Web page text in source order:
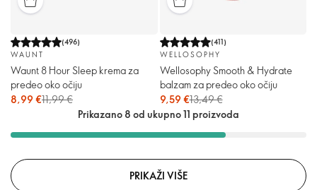
(496)
WAUNT
Waunt 8 Hour Sleep krema za
predeo oko očiju
8,99 €11,99 €
(411)
WELLOSOPHY
Wellosophy Smooth & Hydrate
balzam za predeo oko očiju
9,59 €13,49 €
Prikazano 8 od ukupno 11 proizvoda
PRIKAŽI VIŠE